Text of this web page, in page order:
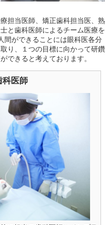
担当医師、矯正歯科担当医、熟
と歯科医師によるチーム医療を
間ができることには眼科医各分
り、１つの目標に向かって研鑽
できると考えております。
医師